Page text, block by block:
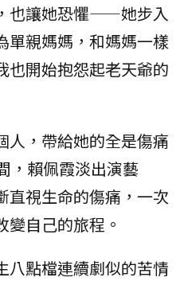
也讓她恐懼——她步入
單親媽媽，和媽媽一樣
也開始抱怨起老天爺的
人，帶給她的全是傷痛
，賴佩霞淡出演藝
直視生命的傷痛，一次
自己的旅程。
八點檔連續劇似的苦情